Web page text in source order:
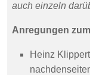
auch einzeln
Anregungen
Heinz